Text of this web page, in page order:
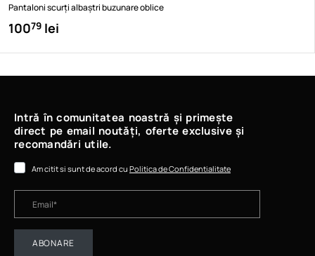
Pantaloni scurți albaștri buzunare oblice
10079 lei
Intră în comunitatea noastră și primește
direct pe email noutăți, oferte exclusive și
recomandări utile.
Am citit si sunt de acord cu Politica de Confidentialitate
ABONARE